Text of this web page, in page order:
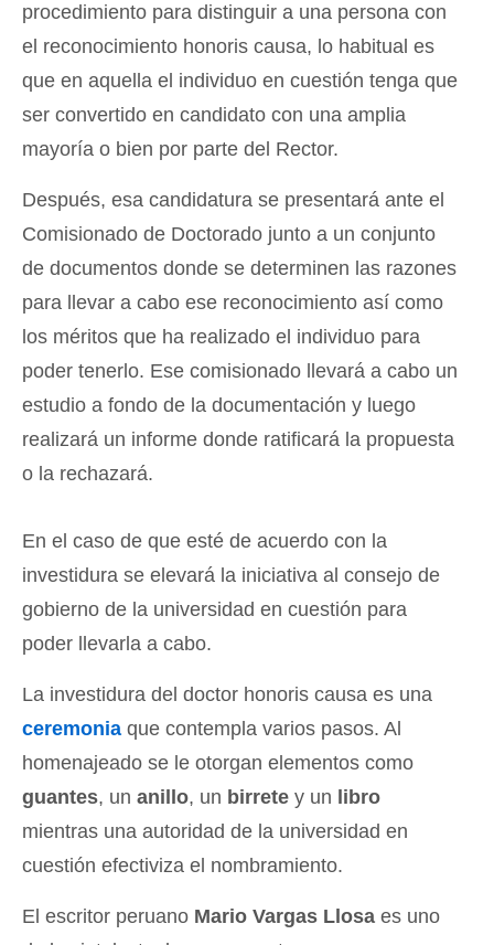
procedimiento para distinguir a una persona con
el reconocimiento honoris causa, lo habitual es
que en aquella el individuo en cuestión tenga que
ser convertido en candidato con una amplia
mayoría o bien por parte del Rector.
Después, esa candidatura se presentará ante el
Comisionado de Doctorado junto a un conjunto
de documentos donde se determinen las razones
para llevar a cabo ese reconocimiento así como
los méritos que ha realizado el individuo para
poder tenerlo. Ese comisionado llevará a cabo un
estudio a fondo de la documentación y luego
realizará un informe donde ratificará la propuesta
o la rechazará.
En el caso de que esté de acuerdo con la
investidura se elevará la iniciativa al consejo de
gobierno de la universidad en cuestión para
poder llevarla a cabo.
La investidura del doctor honoris causa es una
ceremonia que contempla varios pasos. Al
homenajeado se le otorgan elementos como
guantes, un anillo, un birrete y un libro
mientras una autoridad de la universidad en
cuestión efectiviza el nombramiento.
El escritor peruano Mario Vargas Llosa es uno